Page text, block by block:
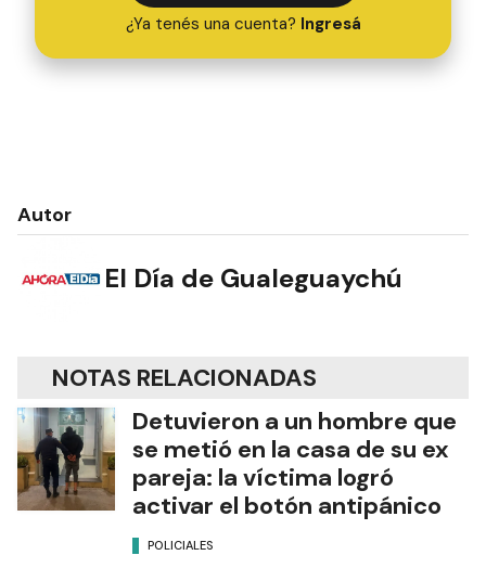
¿Ya tenés una cuenta? Ingresá
Autor
El Día de Gualeguaychú
NOTAS RELACIONADAS
Detuvieron a un hombre que
se metió en la casa de su ex
pareja: la víctima logró
activar el botón antipánico
POLICIALES